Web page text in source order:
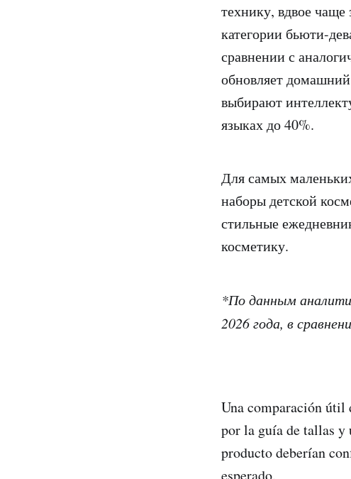
технику, вдвое чаще
категории бьюти-
сравнении с
обновляет
выбирают
языках до 40%.
Для самых
наборы детской
стильные
косметику.
*По данным
2026 года, в
Una comparación útil
por la guía de tallas y
producto deberían
esperado.